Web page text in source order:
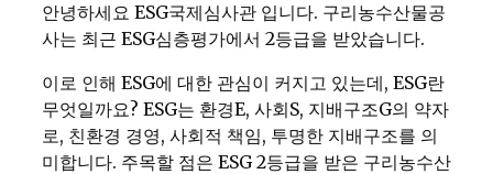
안녕하세요 ESG국제심사관 입니다. 구리농수산물공
사는 최근 ESG심층평가에서 2등급을 받았습니다.
이로 인해 ESG에 대한 관심이 커지고 있는데, ESG란
무엇일까요? ESG는 환경E, 사회S, 지배구조G의 약자
로, 친환경 경영, 사회적 책임, 투명한 지배구조를 의
미합니다. 주목할 점은 ESG 2등급을 받은 구리농수산